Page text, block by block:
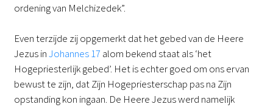
ordening van Melchizedek”.
Even terzijde zij opgemerkt dat het gebed van de Heere
Jezus inJohannes 17 alom bekend staat als ‘het
Hogepriesterlijk gebed’. Het is echter goed om ons ervan
bewust te zijn, dat Zijn Hogepriesterschap pas na Zijn
opstanding kon ingaan. De Heere Jezus werd namelijk